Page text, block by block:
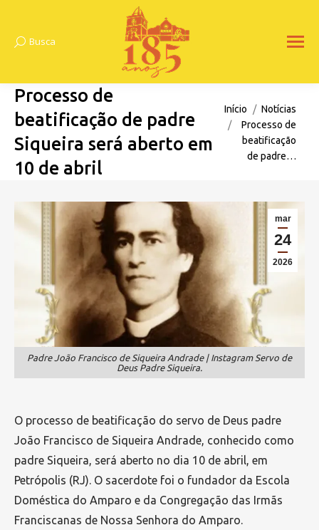
Search:
Busca
Processo de
beatificação de padre
Siqueira será aberto em
10 de abril
Você está aqui:
Início
Notícias
Processo de
beatificação
de padre…
mar
24
2026
Padre João Francisco de Siqueira Andrade | Instagram Servo de
Deus Padre Siqueira.
O processo de beatificação do servo de Deus padre
João Francisco de Siqueira Andrade, conhecido como
padre Siqueira, será aberto no dia 10 de abril, em
Petrópolis (RJ). O sacerdote foi o fundador da Escola
Doméstica do Amparo e da Congregação das Irmãs
Franciscanas de Nossa Senhora do Amparo.